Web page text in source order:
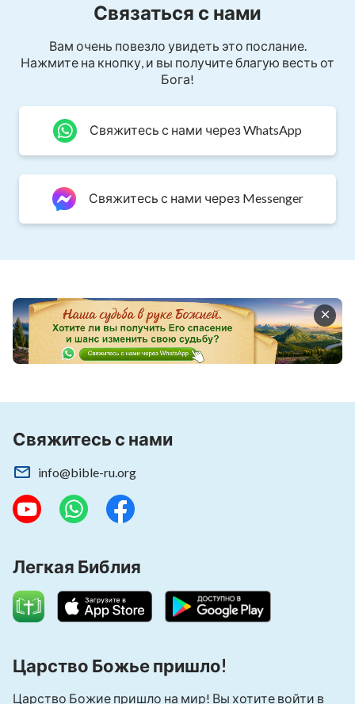
Связаться с нами
Вам очень повезло увидеть это послание.
Нажмите на кнопку, и вы получите благую весть от
Бога!
Свяжитесь с нами через WhatsApp
Свяжитесь с нами через Messenger
Свяжитесь с нами
info@bible-ru.org
Легкая Библия
Царство Божье пришло!
Царство Божие пришло на мир! Вы хотите войти в